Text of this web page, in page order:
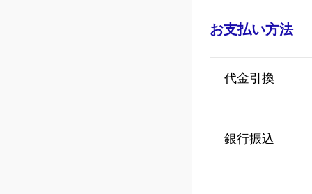
お支払い方法
代金引換
銀行振込